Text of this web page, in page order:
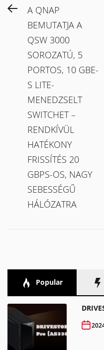
Bejegyzés
navigáció
PreviousA QNAP
BEMUTATJA A
QSW 3000
SOROZATÚ, 5
PORTOS, 10 GBE-
S LITE-
MENEDZSELT
SWITCHET –
RENDKÍVÜL
HATÉKONY
FRISSÍTÉS 20
GBPS-OS, NAGY
SEBESSÉGŰ
HÁLÓZATRA
Popular